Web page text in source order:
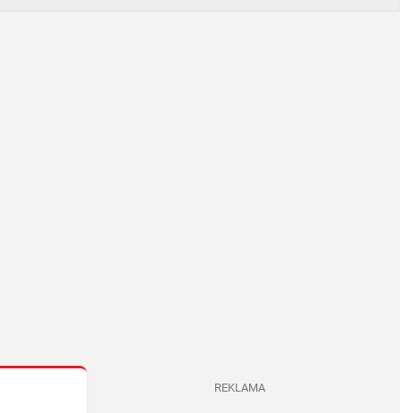
REKLAMA